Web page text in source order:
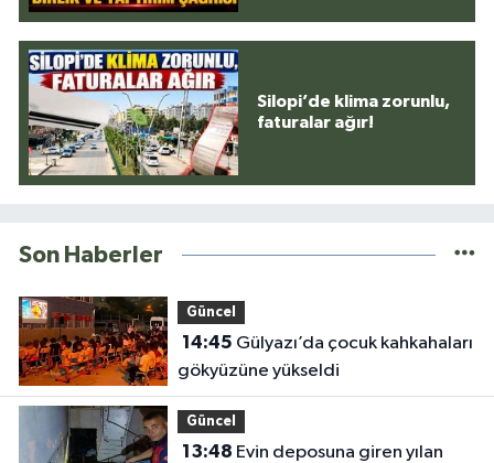
Silopi’de klima zorunlu,
faturalar ağır!
Son Haberler
Güncel
14:45
gökyüzüne yükseldi
Güncel
13:48